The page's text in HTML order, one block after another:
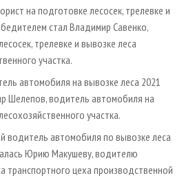
на подготовке лесосек, трелевке и
стал Владимир Савенко,
трелевке и вывозке леса
участка.
автомобиля на вывозке леса 2021
Шелепов, водитель автомобиля на
участка.
водитель автомобиля по вывозке леса
Юрию Макушеву, водителю
транспортного цеха производственной